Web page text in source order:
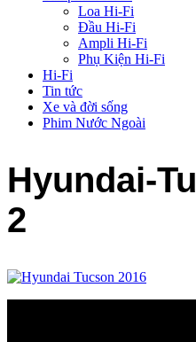
Loa Hi-Fi
Đầu Hi-Fi
Ampli Hi-Fi
Phụ Kiện Hi-Fi
Hi-Fi
Tin tức
Xe và đời sống
Phim Nước Ngoài
Hyundai-
2